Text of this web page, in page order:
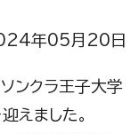
年05月20日
ンクラ王子大学
えました。